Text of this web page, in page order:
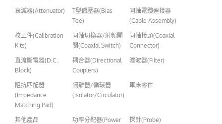
衰減器(Attenuator)
T型偏壓器(Bias
Tee)
同軸電纜連接器
(Cable Assembly)
校正件(Calibration
Kits)
同軸切換器/射頻開
關(Coaxial Switch)
同軸接頭(Coaxial
Connector)
直流斷電器(D.C.
Block)
耦合器(Directional
Couplers)
濾波器(Filter)
阻抗匹配器
(Impedance
Matching Pad)
隔離器/循環器
(Isolator/Circulator)
車床零件
其他產品
功率分配器(Power
探針(Probe)